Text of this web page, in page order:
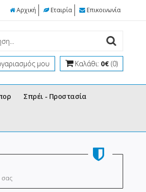
Αρχική Εταιρία Επικοινωνία
μου Καλάθι: 0€ (0)
Σπρέι - Προστασία
σας